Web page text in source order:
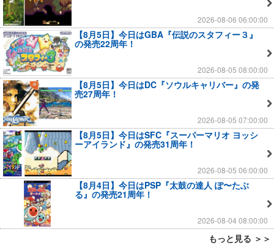
2026-08-06 06:00:00
【8月5日】今日はGBA『伝説のスタフィー３』
の発売22周年！
2026-08-05 08:00:00
【8月5日】今日はDC『ソウルキャリバー』の発
売27周年！
2026-08-05 07:00:00
【8月5日】今日はSFC『スーパーマリオ ヨッシ
ーアイランド』の発売31周年！
2026-08-05 06:00:00
【8月4日】今日はPSP『太鼓の達人 ぽ〜たぶ
る』の発売21周年！
2026-08-04 08:00:00
もっと見る ＞＞